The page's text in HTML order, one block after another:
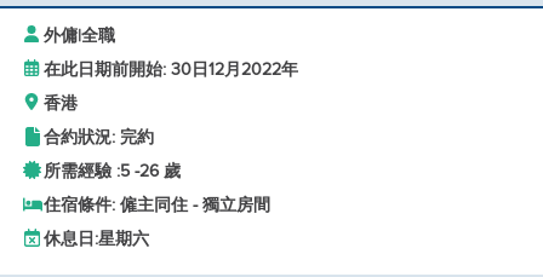
外傭|全職
在此日期前開始: 30日12月2022年
香港
合約狀況: 完約
所需經驗 :5 -26 歲
住宿條件: 僱主同住 - 獨立房間
休息日:星期六